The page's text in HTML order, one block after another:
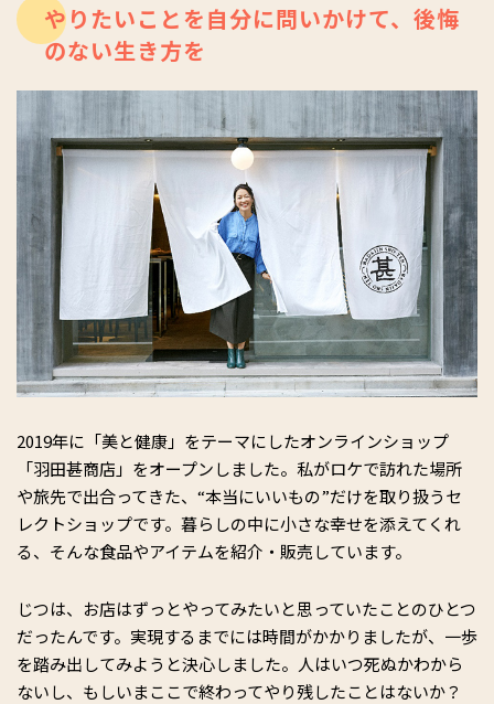
やりたいことを自分に問いかけて、後悔
のない生き方を
2019年に「美と健康」をテーマにしたオンラインショップ
「羽田甚商店」をオープンしました。私がロケで訪れた場所
や旅先で出合ってきた、“本当にいいもの”だけを取り扱うセ
レクトショップです。暮らしの中に小さな幸せを添えてくれ
る、そんな食品やアイテムを紹介・販売しています。
じつは、お店はずっとやってみたいと思っていたことのひとつ
だったんです。実現するまでには時間がかかりましたが、一歩
を踏み出してみようと決心しました。人はいつ死ぬかわから
ないし、もしいまここで終わってやり残したことはないか？